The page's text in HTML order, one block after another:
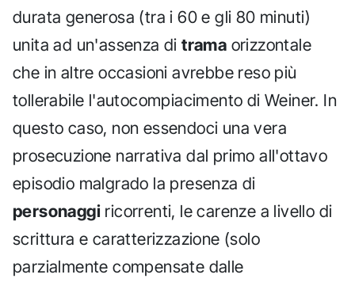
durata generosa (tra i 60 e gli 80 minuti)
unita ad un'assenza ditrama orizzontale
che in altre occasioni avrebbe reso più
tollerabile l'autocompiacimento di Weiner. In
questo caso, non essendoci una vera
prosecuzione narrativa dal primo all'ottavo
episodio malgrado la presenza di
personaggi ricorrenti, le carenze a livello di
scrittura e caratterizzazione (solo
parzialmente compensate dalle